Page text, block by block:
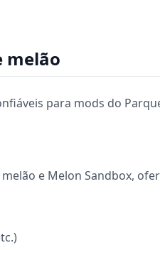
melão
para mods do
e Melon Sandbox,